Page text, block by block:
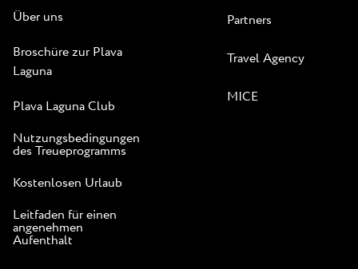
Hotel, das
mit seinem
Erscheinungsbild
Inhalten stolz
des
der Stadt
Umag trägt,
harmoniert
mit der
Über uns
Broschüre zur Plava
Laguna
Plava Laguna Club
Nutzungsbedingungen
des Treueprogramms
Kostenlosen Urlaub
Leitfaden für einen
angenehmen
Aufenthalt
Partners
Travel Agency
MICE